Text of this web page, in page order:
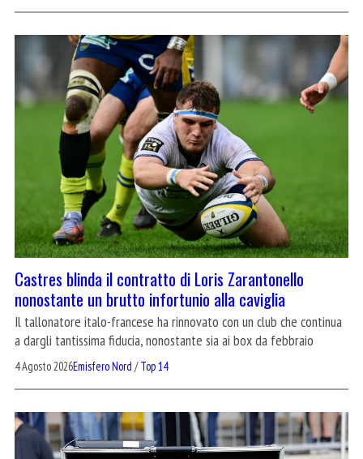
Castres blinda il contratto di Loris Zarantonello
nonostante un brutto infortunio alla caviglia
Il tallonatore italo-francese ha rinnovato con un club che continua
a dargli tantissima fiducia, nonostante sia ai box da febbraio
4 Agosto 2026Emisfero Nord /Top 14